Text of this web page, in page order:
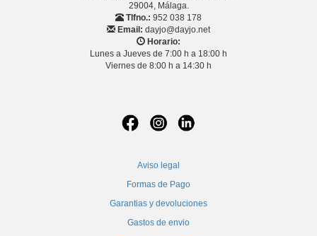
29004, Málaga.
Tlfno.: 952 038 178
Email: dayjo@dayjo.net
Horario:
Lunes a Jueves de 7:00 h a 18:00 h
Viernes de 8:00 h a 14:30 h
Aviso legal
Formas de Pago
Garantias y devoluciones
Gastos de envio